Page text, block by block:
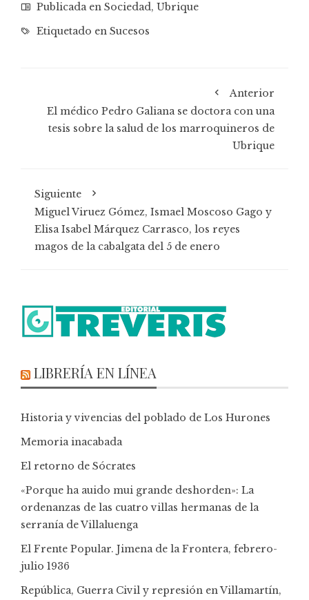
Publicada en Sociedad, Ubrique
Etiquetado en Sucesos
Anterior
El médico Pedro Galiana se doctora con una
tesis sobre la salud de los marroquineros de
Ubrique
Siguiente
Miguel Viruez Gómez, Ismael Moscoso Gago y
Elisa Isabel Márquez Carrasco, los reyes
magos de la cabalgata del 5 de enero
LIBRERÍA EN LÍNEA
Historia y vivencias del poblado de Los Hurones
Memoria inacabada
El retorno de Sócrates
«Porque ha auido mui grande deshorden»: La
ordenanzas de las cuatro villas hermanas de la
serranía de Villaluenga
El Frente Popular. Jimena de la Frontera, febrero-
julio 1936
República, Guerra Civil y represión en Villamartín,